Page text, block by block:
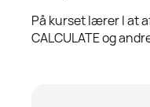
På kurset lærer I at
CALCULATE og